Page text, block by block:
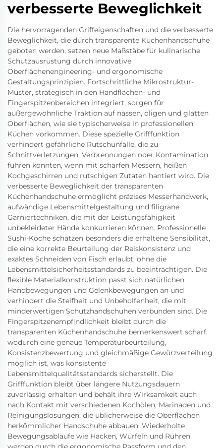
verbesserte Beweglichkeit
Die hervorragenden Griffeigenschaften und die verbesserte
Beweglichkeit, die durch transparente Küchenhandschuhe
geboten werden, setzen neue Maßstäbe für kulinarische
Schutzausrüstung durch innovative
Oberflächenengineering- und ergonomische
Gestaltungsprinzipien. Fortschrittliche Mikrostruktur-
Muster, strategisch in den Handflächen- und
Fingerspitzenbereichen integriert, sorgen für
außergewöhnliche Traktion auf nassen, öligen und glatten
Oberflächen, wie sie typischerweise in professionellen
Küchen vorkommen. Diese spezielle Grifffunktion
verhindert gefährliche Rutschunfälle, die zu
Schnittverletzungen, Verbrennungen oder Kontamination
führen könnten, wenn mit scharfen Messern, heißen
Kochgeschirren und rutschigen Zutaten hantiert wird. Die
verbesserte Beweglichkeit der transparenten
Küchenhandschuhe ermöglicht präzises Messerhandwerk,
aufwändige Lebensmittelgestaltung und filigrane
Garniertechniken, die mit der Leistungsfähigkeit
unbekleideter Hände konkurrieren können. Professionelle
Sushi-Köche schätzen besonders die erhaltene Sensibilität,
die eine korrekte Beurteilung der Reiskonsistenz und
exaktes Schneiden von Fisch erlaubt, ohne die
Lebensmittelsicherheitsstandards zu beeinträchtigen. Die
flexible Materialkonstruktion passt sich natürlichen
Handbewegungen und Gelenkbewegungen an und
verhindert die Steifheit und Unbeholfenheit, die mit
minderwertigen Schutzhandschuhen verbunden sind. Die
Fingerspitzenempfindlichkeit bleibt durch die
transparenten Küchenhandschuhe bemerkenswert scharf,
wodurch eine genaue Temperaturbeurteilung,
Konsistenzbewertung und gleichmäßige Gewürzverteilung
möglich ist, was konsistente
Lebensmittelqualitätsstandards sicherstellt. Die
Grifffunktion bleibt über längere Nutzungsdauern
zuverlässig erhalten und behält ihre Wirksamkeit auch
nach Kontakt mit verschiedenen Kochölen, Marinaden und
Reinigungslösungen, die üblicherweise die Oberflächen
herkömmlicher Handschuhe abbauen. Wiederholte
Bewegungsabläufe wie Hacken, Würfeln und Rühren